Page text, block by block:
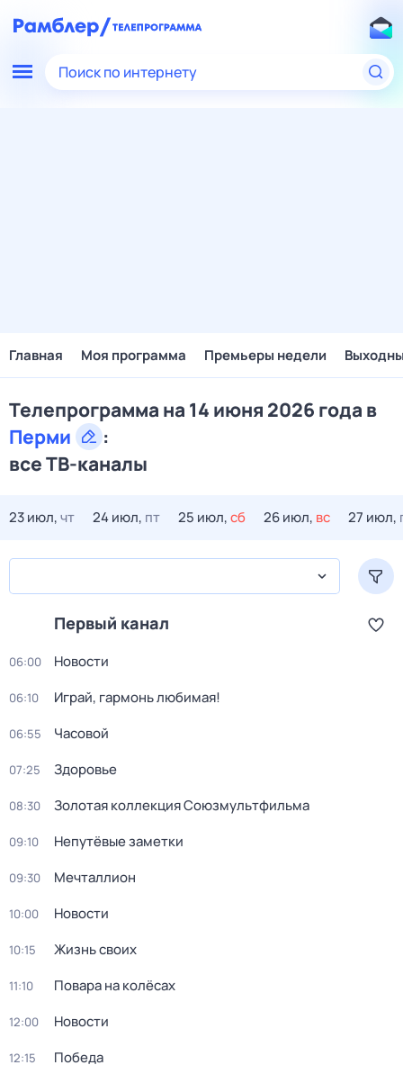
Поиск по интернету
Главная Моя программа Премьеры недели
Телепрограмма на 14 июня 2026 года в
Перми
:
все ТВ-каналы
23 июл,чт 24 июл, пт 25 июл,сб 26 июл, вс 27 июл,
Первый канал
06:00 Новости
06:10 Играй, гармонь любимая!
06:55 Часовой
07:25 Здоровье
08:30 Золотая коллекция Союзмультфильма
09:10 Непутёвые заметки
09:30 Мечталлион
10:00 Новости
10:15 Жизнь своих
11:10 Повара на колёсах
12:00 Новости
12:15 Победа